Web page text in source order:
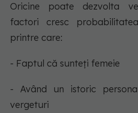
Oricine poate dezvolta
factori cresc
printre care:
- Faptul că sunteți femeie
- Având un istoric
vergeturi